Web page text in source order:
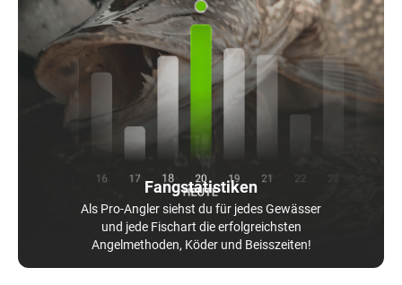
Fangstatistiken
Als Pro-Angler siehst du für jedes Gewässer
und jede Fischart die erfolgreichsten
Angelmethoden, Köder und Beisszeiten!